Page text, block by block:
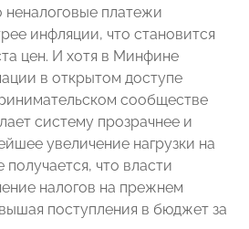
неналоговые платежи
инфляции, что становится
цен. И хотя в Минфине
в открытом доступе
сообществе
систему прозрачнее и
увеличение нагрузки на
что власти
налогов на прежнем
поступления в бюджет за